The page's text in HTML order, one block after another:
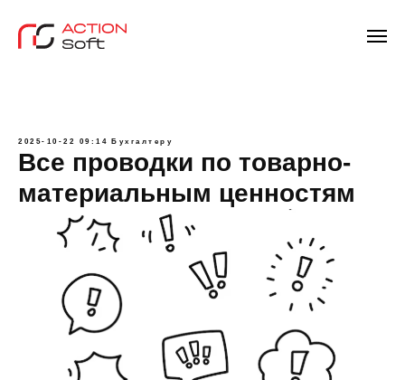
2025-10-22 09:14 Бухгалтеру
Все проводки по товарно-
материальным ценностям